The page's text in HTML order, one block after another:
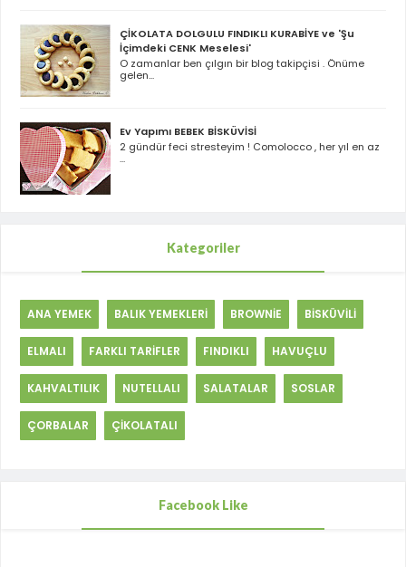
ÇİKOLATA DOLGULU FINDIKLI KURABİYE ve 'Şu
İçimdeki CENK Meselesi'
O zamanlar ben çılgın bir blog takipçisi . Önüme
gelen...
Ev Yapımı BEBEK BİSKÜVİSİ
2 gündür feci stresteyim ! Comolocco , her yıl en az
...
Kategoriler
ANA YEMEK BALIK YEMEKLERİ BROWNİE BİSKÜVİLİ
ELMALI FARKLI TARİFLER FINDIKLI HAVUÇLU
KAHVALTILIK NUTELLALI SALATALAR SOSLAR
ÇORBALAR ÇİKOLATALI
Facebook Like